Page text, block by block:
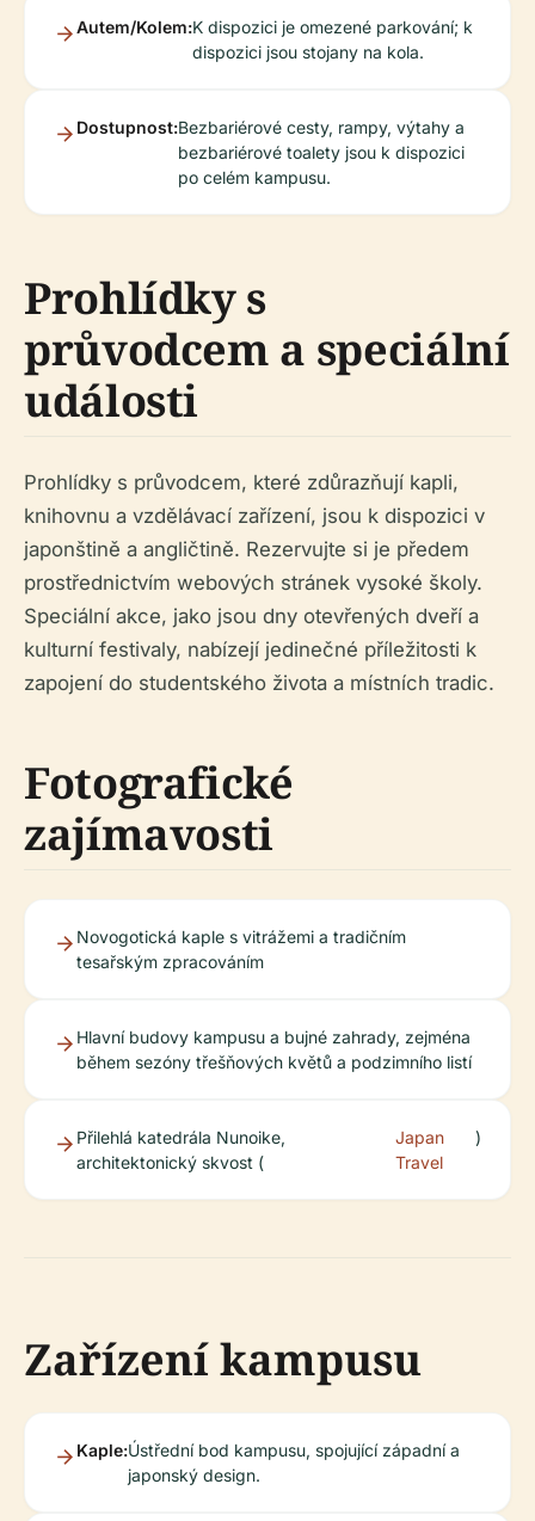
Autem/Kolem:K dispozici je omezené parkování; k
dispozici jsou stojany na kola.
Dostupnost:Bezbariérové cesty, rampy, výtahy a
bezbariérové toalety jsou k dispozici
po celém kampusu.
Prohlídky s
průvodcem a speciální
události
Prohlídky s průvodcem, které zdůrazňují kapli,
knihovnu a vzdělávací zařízení, jsou k dispozici v
japonštině a angličtině. Rezervujte si je předem
prostřednictvím webových stránek vysoké školy.
Speciální akce, jako jsou dny otevřených dveří a
kulturní festivaly, nabízejí jedinečné příležitosti k
zapojení do studentského života a místních tradic.
Fotografické
zajímavosti
Novogotická kaple s vitrážemi a tradičním
tesařským zpracováním
Hlavní budovy kampusu a bujné zahrady, zejména
během sezóny třešňových květů a podzimního listí
Přilehlá katedrála Nunoike,
architektonický skvost (
Japan
Travel
)
Zařízení kampusu
Kaple:Ústřední bod kampusu, spojující západní a
japonský design.